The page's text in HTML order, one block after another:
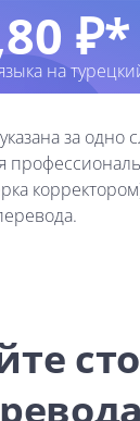
₽*
на
за одно